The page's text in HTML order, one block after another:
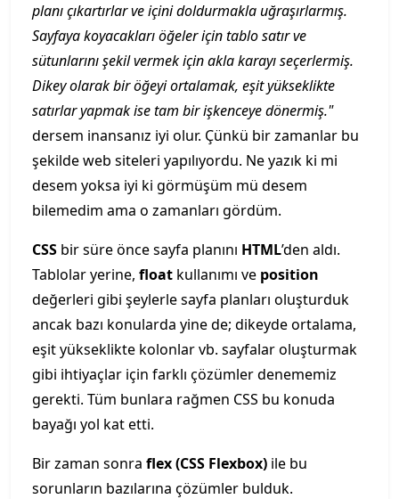
planı çıkartırlar ve içini doldurmakla uğraşırlarmış.
Sayfaya koyacakları öğeler için tablo satır ve
sütunlarını şekil vermek için akla karayı seçerlermiş.
Dikey olarak bir öğeyi ortalamak, eşit yükseklikte
satırlar yapmak ise tam bir işkenceye dönermiş."
dersem inansanız iyi olur. Çünkü bir zamanlar bu
şekilde web siteleri yapılıyordu. Ne yazık ki mi
desem yoksa iyi ki görmüşüm mü desem
bilemedim ama o zamanları gördüm.
CSS bir süre önce sayfa planını HTML’den aldı.
Tablolar yerine, float kullanımı ve position
değerleri gibi şeylerle sayfa planları oluşturduk
ancak bazı konularda yine de; dikeyde ortalama,
eşit yükseklikte kolonlar vb. sayfalar oluşturmak
gibi ihtiyaçlar için farklı çözümler denememiz
gerekti. Tüm bunlara rağmen CSS bu konuda
bayağı yol kat etti.
Bir zaman sonra flex (CSS Flexbox) ile bu
sorunların bazılarına çözümler bulduk.